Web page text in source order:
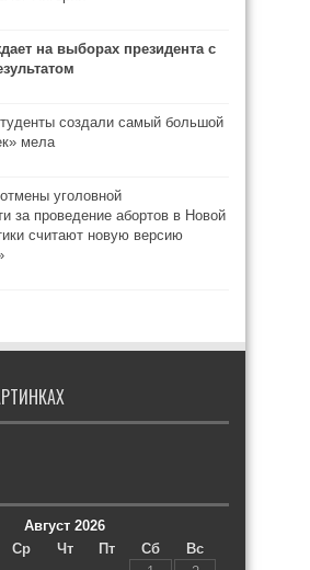
на выборах президента с
создали самый большой
мела
уголовной
за проведение абортов в Новой
считают новую версию
Август 2026
Ср Чт Пт Сб
Вс